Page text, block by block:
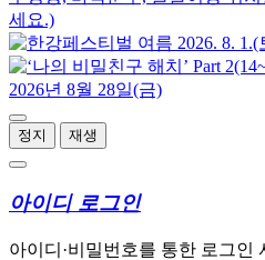
정지 재생
아이디 로그인
아이디·비밀번호를 통한 로그인